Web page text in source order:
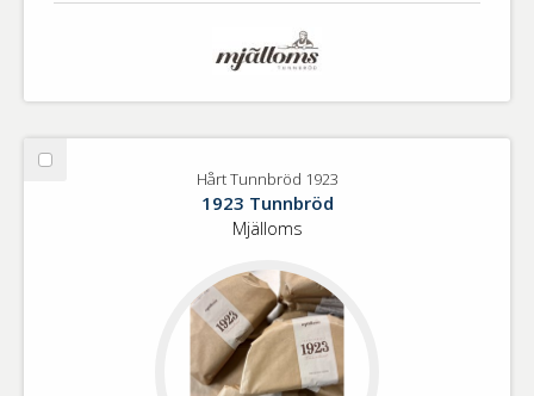
Välj
Hårt Tunnbröd 1923
1923 Tunnbröd
Mjälloms